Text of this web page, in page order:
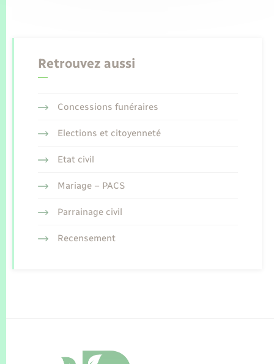
Retrouvez aussi
Concessions funéraires
Elections et citoyenneté
Etat civil
Mariage – PACS
Parrainage civil
Recensement